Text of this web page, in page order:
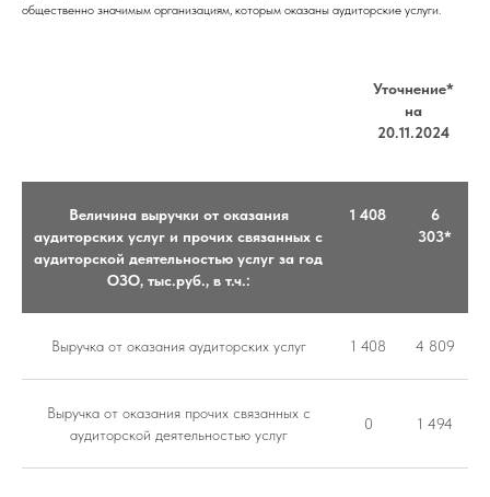
общественно значимым организациям, которым оказаны аудиторские услуги.
Уточнение*
на
20.11.2024
Величина выручки от оказания
аудиторских услуг и прочих связанных с
аудиторской деятельностью услуг за год
ОЗО, тыс.руб., в т.ч.:
1 408
6
303*
Выручка от оказания аудиторских услуг 1 408 4 809
Выручка от оказания прочих связанных с
аудиторской деятельностью услуг
0 1 494